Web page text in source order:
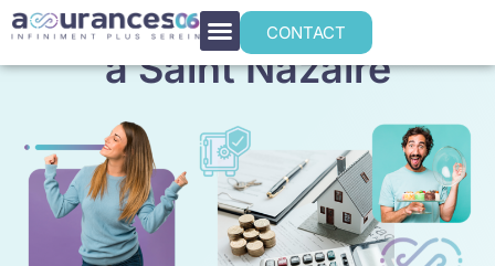
CONTACT
Assurance emprunteur
à Saint Nazaire